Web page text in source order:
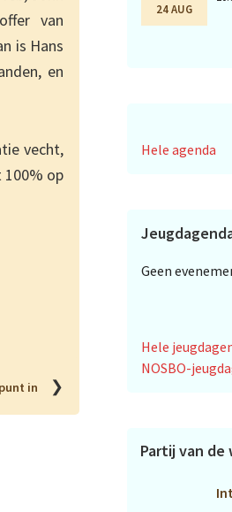
van
is Hans
en
vecht,
op
in ❯
24 AUG
Hele agenda
Geen
Hele
NOSBO-
Partij van de